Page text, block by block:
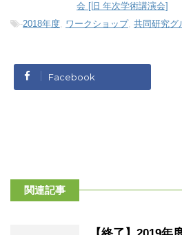
会 [旧 年次学術講演会]
-2018年度, ワークショップ, 共同研究グ
Facebook
関連記事